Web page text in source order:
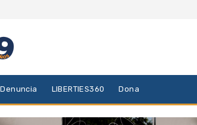
Denuncia LIBERTIES360 Dona